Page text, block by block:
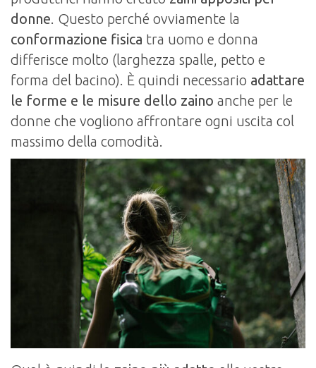
donne. Questo perché ovviamente la
conformazione fisica tra uomo e donna
differisce molto (larghezza spalle, petto e
forma del bacino). È quindi necessario adattare
le forme e le misure dello zaino anche per le
donne che vogliono affrontare ogni uscita col
massimo della comodità.